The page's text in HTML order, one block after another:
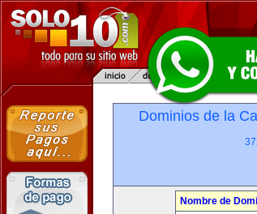
Dominios de la
Nombre de